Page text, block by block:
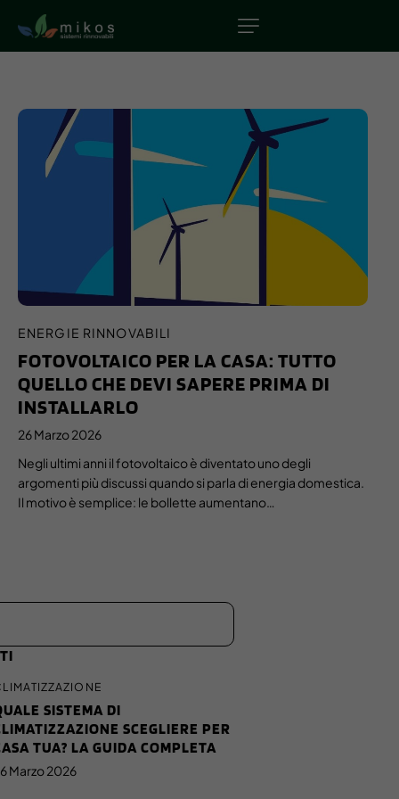
ENERGIE RINNOVABILI
FOTOVOLTAICO PER LA CASA: TUTTO
QUELLO CHE DEVI SAPERE PRIMA DI
INSTALLARLO
26 Marzo 2026
Negli ultimi anni il fotovoltaico è diventato uno degli
argomenti più discussi quando si parla di energia domestica.
Il motivo è semplice: le bollette aumentano…
SISTEMA DI
SCEGLIERE PER
TUA? LA GUIDA COMPLETA
Marzo 2026